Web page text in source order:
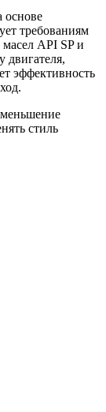
основе
требованиям
API SP и
эффективность
стиль